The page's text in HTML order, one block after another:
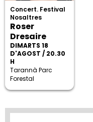
Concert. Festival
Nosaltres
Roser
Dresaire
DIMARTS 18
D'AGOST / 20.30
H
Tarannà Parc
Forestal